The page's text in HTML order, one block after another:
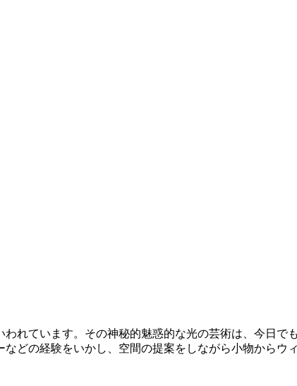
ています。その神秘的魅惑的な光の芸術は、今日で
どの経験をいかし、空間の提案をしながら小物からウ